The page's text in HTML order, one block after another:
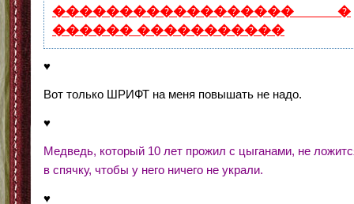
������������������ �
������ �����������
♥
Вот только ШРИФТ на меня повышать не надо.
♥
Медведь, который 10 лет прожил с цыганами, не
в спячку, чтобы у него ничего не украли.
♥